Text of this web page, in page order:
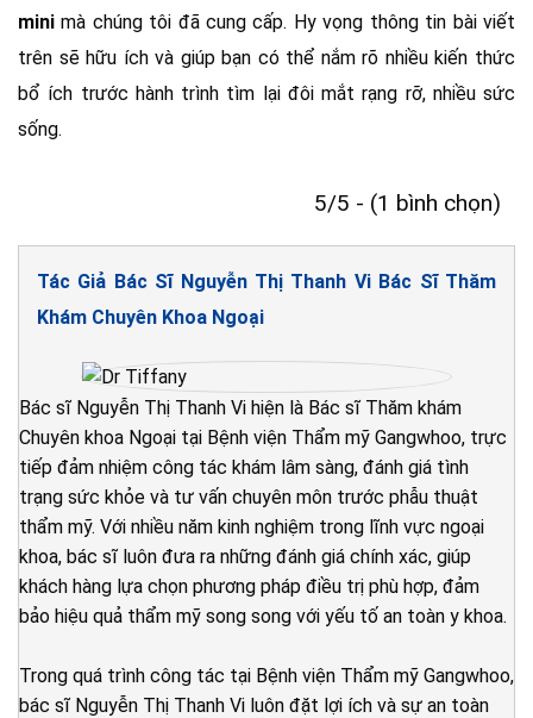
mini mà chúng tôi đã cung cấp. Hy vọng thông tin bài viết
trên sẽ hữu ích và giúp bạn có thể nắm rõ nhiều kiến thức
bổ ích trước hành trình tìm lại đôi mắt rạng rỡ, nhiều sức
sống.
5/5 - (1 bình chọn)
Tác Giả Bác Sĩ Nguyễn Thị Thanh Vi Bác Sĩ Thăm
Khám Chuyên Khoa Ngoại
Bác sĩ Nguyễn Thị Thanh Vi hiện là Bác sĩ Thăm khám
Chuyên khoa Ngoại tại Bệnh viện Thẩm mỹ Gangwhoo, trực
tiếp đảm nhiệm công tác khám lâm sàng, đánh giá tình
trạng sức khỏe và tư vấn chuyên môn trước phẫu thuật
thẩm mỹ. Với nhiều năm kinh nghiệm trong lĩnh vực ngoại
khoa, bác sĩ luôn đưa ra những đánh giá chính xác, giúp
khách hàng lựa chọn phương pháp điều trị phù hợp, đảm
bảo hiệu quả thẩm mỹ song song với yếu tố an toàn y khoa.
Trong quá trình công tác tại Bệnh viện Thẩm mỹ Gangwhoo,
bác sĩ Nguyễn Thị Thanh Vi luôn đặt lợi ích và sự an toàn